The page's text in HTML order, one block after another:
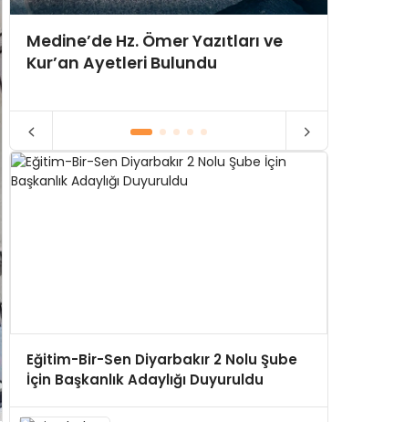
Medine’de Hz. Ömer Yazıtları ve
Kur’an Ayetleri Bulundu
Eğitim-Bir-Sen Diyarbakır 2 Nolu Şube
İçin Başkanlık Adaylığı Duyuruldu